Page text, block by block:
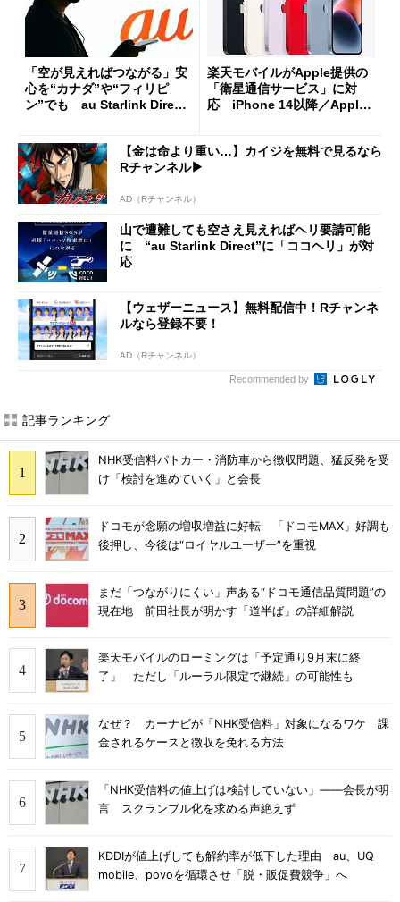
「空が見えればつながる」安
心を“カナダ”や“フィリピ
ン”でも au Starlink Direct
楽天モバイルがApple提供の
「衛星通信サービス」に対
応 iPhone 14以降／Apple
【金は命より重い…】カイジを無料で見るなら
Rチャンネル▶︎
AD（Rチャンネル）
山で遭難しても空さえ見えればヘリ要請可能
に “au Starlink Direct”に「ココヘリ」が対
応
【ウェザーニュース】無料配信中！Rチャンネ
ルなら登録不要！
AD（Rチャンネル）
Recommended by
記事ランキング
NHK受信料パトカー・消防車から徴収問題、猛反発を受
け「検討を進めていく」と会長
ドコモが念願の増収増益に好転 「ドコモMAX」好調も
後押し、今後は“ロイヤルユーザー”を重視
まだ「つながりにくい」声ある“ドコモ通信品質問題”の
現在地 前田社長が明かす「道半ば」の詳細解説
楽天モバイルのローミングは「予定通り9月末に終
了」 ただし「ルーラル限定で継続」の可能性も
なぜ？ カーナビが「NHK受信料」対象になるワケ 課
金されるケースと徴収を免れる方法
「NHK受信料の値上げは検討していない」――会長が明
言 スクランブル化を求める声絶えず
KDDIが値上げしても解約率が低下した理由 au、UQ
mobile、povoを循環させ「脱・販促費競争」へ